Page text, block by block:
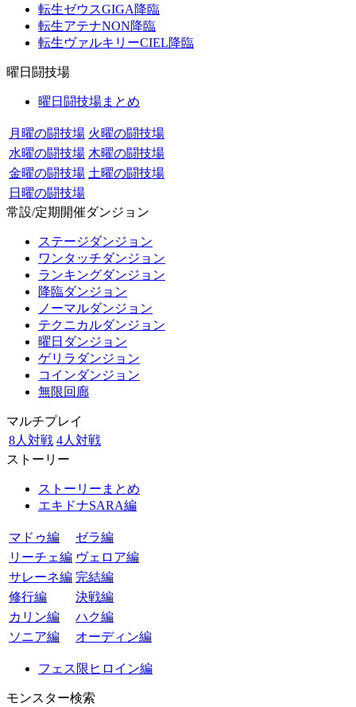
転生ゼウスGIGA降臨
転生アテナNON降臨
転生ヴァルキリーCIEL降臨
曜日闘技場
曜日闘技場まとめ
月曜の闘技場 火曜の闘技場
水曜の闘技場 木曜の闘技場
金曜の闘技場 土曜の闘技場
日曜の闘技場
常設/定期開催ダンジョン
ステージダンジョン
ワンタッチダンジョン
ランキングダンジョン
降臨ダンジョン
ノーマルダンジョン
テクニカルダンジョン
曜日ダンジョン
ゲリラダンジョン
コインダンジョン
無限回廊
マルチプレイ
8人対戦 4人対戦
ストーリー
ストーリーまとめ
エキドナSARA編
マドゥ編
ゼラ編
リーチェ編 ヴェロア編
サレーネ編 完結編
修行編
決戦編
カリン編
ハク編
ソニア編
オーディン編
フェス限ヒロイン編
モンスター検索